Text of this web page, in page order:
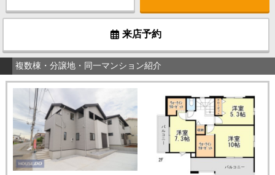
来店予約
複数棟・分譲地・同一マンション紹介